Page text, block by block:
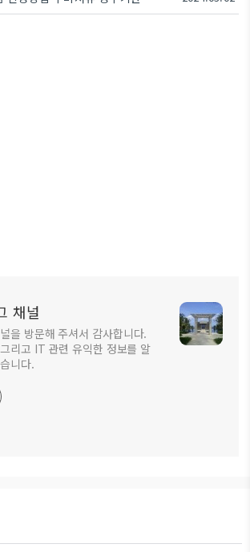
채널
을 방문해 주셔서 감사합니다.
리고 IT 관련 유익한 정보를 알
니다.